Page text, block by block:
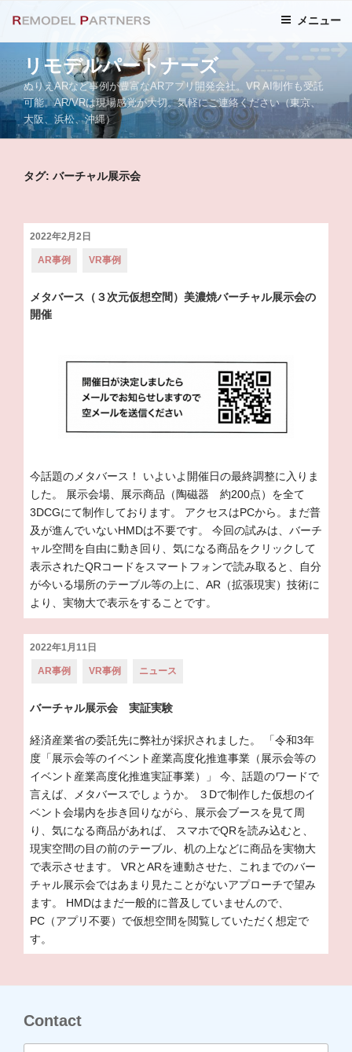
テ
ン
ツ
へ
ス
キ
リモデルパートナーズ
ぬりえARなど事例が豊富なARアプリ開発会社。VR AI制作も受託
可能。AR/VRは現場感覚が大切。気軽にご連絡ください（東京、
大阪、浜松、沖縄）
メニュー
タグ: バーチャル展示会
投
日:
2022年2月2日
テ
リ
ー:
AR事例 VR事例
メタバース（３次元仮想空間）美濃焼バーチャル展示会の
開催
今話題のメタバース！ いよいよ開催日の最終調整に入りま
した。 展示会場、展示商品（陶磁器 約200点）を全て
3DCGにて制作しております。 アクセスはPCから。まだ普
及が進んでいないHMDは不要です。 今回の試みは、バーチ
ャル空間を自由に動き回り、気になる商品をクリックして
表示されたQRコードをスマートフォンで読み取ると、自分
が今いる場所のテーブル等の上に、AR（拡張現実）技術に
より、実物大で表示をすることです。
投
日:
2022年1月11日
テ
リ
AR事例 VR事例 ニュース
バーチャル展示会 実証実験
経済産業省の委託先に弊社が採択されました。 「令和3年
度「展示会等のイベント産業高度化推進事業（展示会等の
イベント産業高度化推進実証事業）」 今、話題のワードで
言えば、メタバースでしょうか。 ３Dで制作した仮想のイ
ベント会場内を歩き回りながら、展示会ブースを見て周
り、気になる商品があれば、 スマホでQRを読み込むと、
現実空間の目の前のテーブル、机の上などに商品を実物大
で表示させます。 VRとARを連動させた、これまでのバー
チャル展示会ではあまり見たことがないアプローチで望み
ます。 HMDはまだ一般的に普及していませんので、
PC（アプリ不要）で仮想空間を閲覧していただく想定で
す。
Contact